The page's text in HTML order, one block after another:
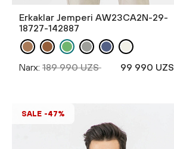
Erkaklar Jemperi AW23CA2N-29-
18727-142887
Narx: 189 990 UZS 99 990 UZS
SALE -47%